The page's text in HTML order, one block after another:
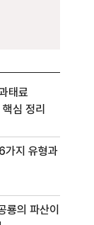
태료
심 정리
가지 유형과
룡의 파산이